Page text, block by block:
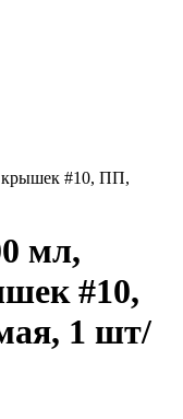
крышек #10, ПП,
мл,
#10,
1 шт/